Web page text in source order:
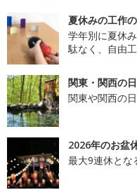
夏休みの工作
学年別に夏休
駄なく、自由
関東・関西の
関東や関西の
2026年のお盆
最大9連休とな